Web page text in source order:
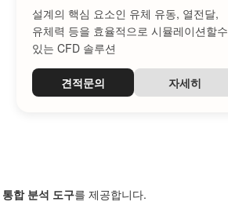
설계의 핵심 요소인 유체 유동, 열전달,
유체력 등을 효율적으로 시뮬레이션할수
있는 CFD 솔루션
견적문의 자세히
통합 분석 도구를 제공합니다.